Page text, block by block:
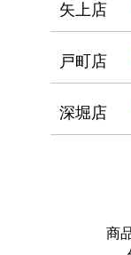
矢上店
戸町店
深堀店
商